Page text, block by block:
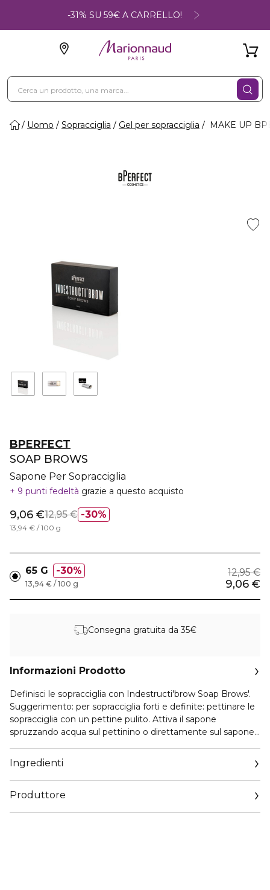
-31% SU 59€ A CARRELLO!
Uomo Sopracciglia Gel per sopracciglia MAKE UP
BPERFECT
SOAP BROWS
Sapone Per Sopracciglia
9 punti fedeltà grazie a questo acquisto
30%
9,06 €12,95 €
13,94 € / 100 g
65 G 30% 12,95 €
9,06 €
13,94 € / 100 g
Consegna gratuita da 35€
Informazioni Prodotto
Definisci le sopracciglia con Indestructi'brow Soap Brows'.
Suggerimento: per sopracciglia forti e definite: pettinare le
sopracciglia con un pettine pulito. Attiva il sapone
spruzzando acqua sul pettinino o direttamente sul sapone,
finché non sei soddisfatto della forma ottenuta. Per le
sopracciglia laminate: usa il dito indice per stendere i peli
delle sopracciglia completamente piatti. Riempi le
sopracciglia rade con la tonalità scelta delle matite per
Ingredienti
Produttore